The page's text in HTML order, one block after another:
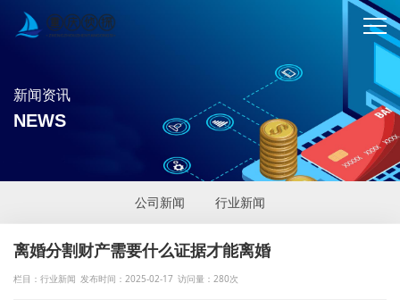
新闻资讯
NEWS
公司新闻 行业新闻
离婚分割财产需要什么证据才能离婚
栏目：行业新闻 发布时间：2025-02-17 访问量：280次